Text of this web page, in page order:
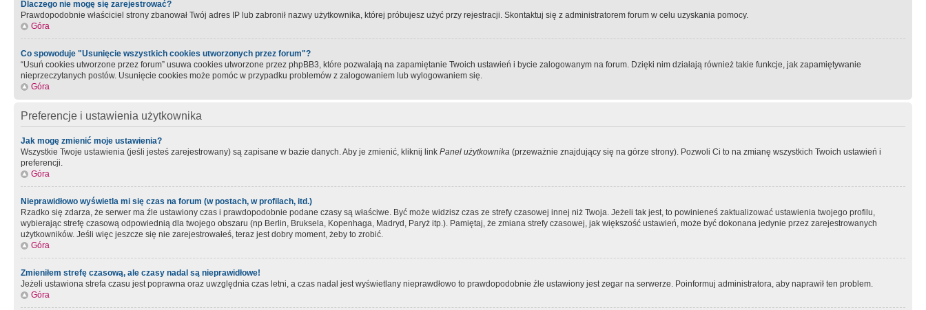
Dlaczego nie mogę się zarejestrować?
Prawdopodobnie właściciel strony zbanował Twój adres IP lub zabronił nazwy użytkownika, której próbujesz użyć przy rejestracji. Skontaktuj się z administratorem forum w celu uzyskania pomocy.
Góra
Co spowoduje "Usunięcie wszystkich cookies utworzonych przez forum"?
“Usuń cookies utworzone przez forum” usuwa cookies utworzone przez phpBB3, które pozwalają na zapamiętanie Twoich ustawień i bycie zalogowanym na forum. Dzięki nim działają również takie funkcje, jak zapamiętywanie
nieprzeczytanych postów. Usunięcie cookies może pomóc w przypadku problemów z zalogowaniem lub wylogowaniem się.
Góra
Preferencje i ustawienia użytkownika
Jak mogę zmienić moje ustawienia?
Wszystkie Twoje ustawienia (jeśli jesteś zarejestrowany) są zapisane w bazie danych. Aby je zmienić, kliknij link Panel użytkownika (przeważnie znajdujący się na górze strony). Pozwoli Ci to na zmianę wszystkich Twoich ustawień i
preferencji.
Góra
Nieprawidłowo wyświetla mi się czas na forum (w postach, w profilach, itd.)
Rzadko się zdarza, że serwer ma źle ustawiony czas i prawdopodobnie podane czasy są właściwe. Być może widzisz czas ze strefy czasowej innej niż Twoja. Jeżeli tak jest, to powinieneś zaktualizować ustawienia twojego profilu,
wybierając strefę czasową odpowiednią dla twojego obszaru (np Berlin, Bruksela, Kopenhaga, Madryd, Paryż itp.). Pamiętaj, że zmiana strefy czasowej, jak większość ustawień, może być dokonana jedynie przez zarejestrowanych
użytkowników. Jeśli więc jeszcze się nie zarejestrowałeś, teraz jest dobry moment, żeby to zrobić.
Góra
Zmieniłem strefę czasową, ale czasy nadal są nieprawidłowe!
Jeżeli ustawiona strefa czasu jest poprawna oraz uwzględnia czas letni, a czas nadal jest wyświetlany nieprawdłowo to prawdopodobnie źle ustawiony jest zegar na serwerze. Poinformuj administratora, aby naprawił ten problem.
Góra